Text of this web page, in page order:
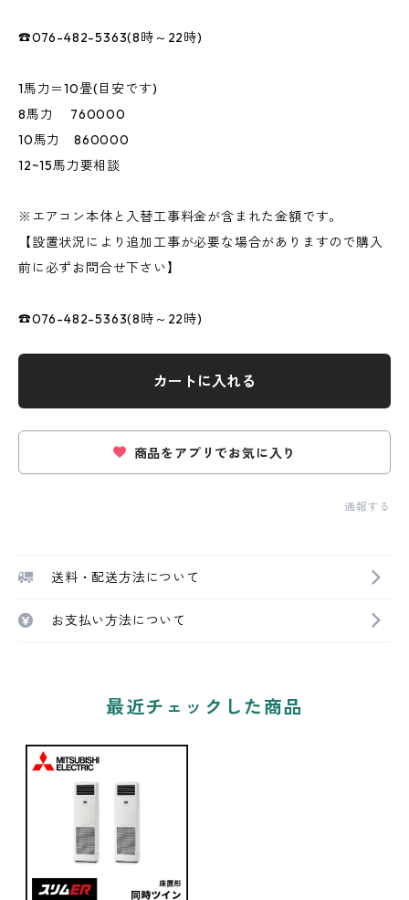
☎076-482-5363(8時～22時)
1馬力＝10畳(目安です)
8馬力 760000
10馬力 860000
12~15馬力要相談
※エアコン本体と入替工事料金が含まれた金額です。
【設置状況により追加工事が必要な場合がありますので購入
前に必ずお問合せ下さい】
☎076-482-5363(8時～22時)
カートに入れる
商品をアプリでお気に入り
通報する
送料・配送方法について
お支払い方法について
最近チェックした商品